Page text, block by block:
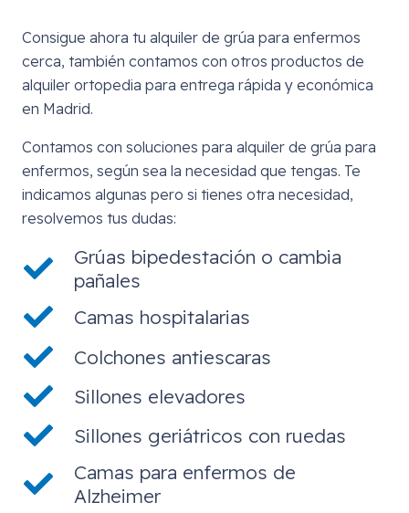
Consigue ahora tu alquiler de grúa para enfermos
cerca, también contamos con otros productos de
alquiler ortopedia para entrega rápida y económica
en Madrid.
Contamos con soluciones para alquiler de grúa para
enfermos, según sea la necesidad que tengas. Te
indicamos algunas pero si tienes otra necesidad,
resolvemos tus dudas:
Grúas bipedestación o cambia
pañales
Camas hospitalarias
Colchones antiescaras
Sillones elevadores
Sillones geriátricos con ruedas
Camas para enfermos de
Alzheimer